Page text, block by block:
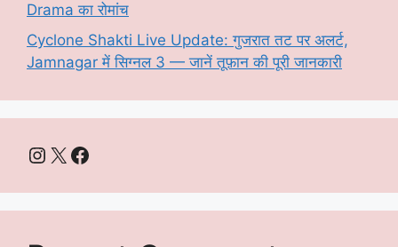
Drama का रोमांच
Cyclone Shakti Live Update: गुजरात तट पर अलर्ट,
Jamnagar में सिग्नल 3 — जानें तूफ़ान की पूरी जानकारी
Instagram
X Facebook